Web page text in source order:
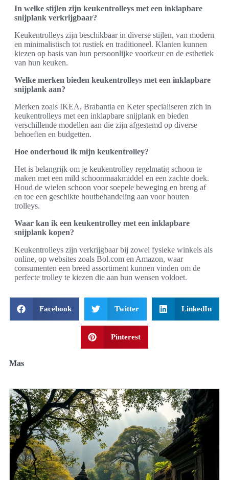
In welke stijlen zijn keukentrolleys met een inklapbare
snijplank verkrijgbaar?
Keukentrolleys zijn beschikbaar in diverse stijlen, van modern
en minimalistisch tot rustiek en traditioneel. Klanten kunnen
kiezen op basis van hun persoonlijke voorkeur en de esthetiek
van hun keuken.
Welke merken bieden keukentrolleys met een inklapbare
snijplank aan?
Merken zoals IKEA, Brabantia en Keter specialiseren zich in
keukentrolleys met een inklapbare snijplank en bieden
verschillende modellen aan die zijn afgestemd op diverse
behoeften en budgetten.
Hoe onderhoud ik mijn keukentrolley?
Het is belangrijk om je keukentrolley regelmatig schoon te
maken met een mild schoonmaakmiddel en een zachte doek.
Houd de wielen schoon voor soepele beweging en breng af
en toe een geschikte houtbehandeling aan voor houten
trolleys.
Waar kan ik een keukentrolley met een inklapbare
snijplank kopen?
Keukentrolleys zijn verkrijgbaar bij zowel fysieke winkels als
online, op websites zoals Bol.com en Amazon, waar
consumenten een breed assortiment kunnen vinden om de
perfecte trolley te kiezen die aan hun wensen voldoet.
Facebook Twitter LinkedIn
Pinterest
Mas